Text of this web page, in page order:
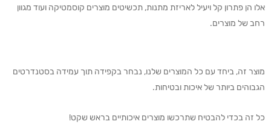
אלו הן פתרון קל ויעיל לאריזת מתנות, תכשיטים מוצרים קוסמטיקה ועוד מגוון
רחב של מוצרים.
מוצר זה, ביחד עם כל המוצרים שלנו, נבחר בקפידה תוך עמידה בסטנדרטים
הגבוהים ביותר של איכות ובטיחות.
כל זה בכדי להבטיח שתרכשו מוצרים איכותיים בראש שקט!